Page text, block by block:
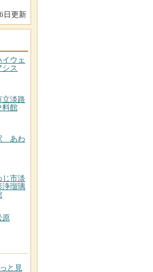
日更新
イウェ
シス
立淡路
料館
あわ
じ市淡
浄瑠璃
原
と見